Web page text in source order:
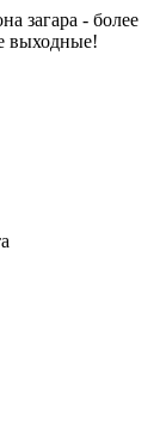
загара - более
выходные!